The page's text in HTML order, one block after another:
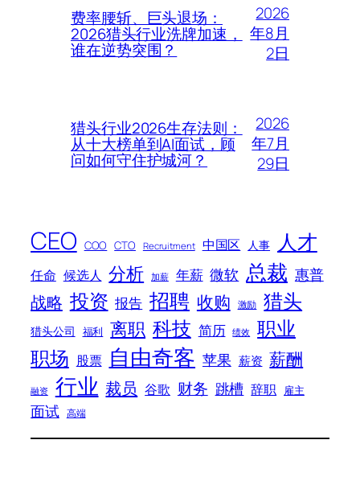
费率腰斩、巨头退场：
2026猎头行业洗牌加速，
谁在逆势突围？
2026
年8月
2日
猎头行业2026生存法则：
从十大榜单到AI面试，顾
问如何守住护城河？
2026
年7月
29日
CEO COO CTO Recruitment 中国区 人事 人才
任命 候选人 分析 加薪 年薪 微软 总裁 惠普
战略 投资 报告 招聘 收购 激励 猎头
猎头公司 福利 离职 科技 简历 绩效 职业
职场 股票 自由奇客 苹果 薪资 薪酬
融资 行业 裁员 谷歌 财务 跳槽 辞职 雇主
面试 高端